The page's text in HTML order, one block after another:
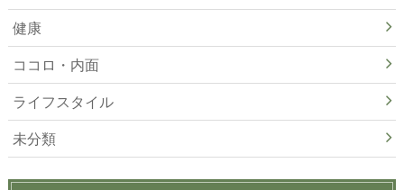
健康
ココロ・内面
ライフスタイル
未分類